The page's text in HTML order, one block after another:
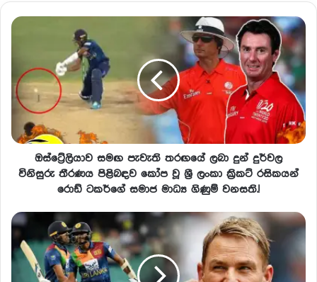
ඔස්ට්‍රේලියාව සමඟ පැවැති තරඟයේ ලබා දුන් දුර්වල
විනිසුරු තීරණය පිළිබඳව කෝප වූ ශ්‍රී ලංකා ක්‍රිකට් රසිකයන්
රොඩ් ටකර්ගේ සමාජ මාධ්‍ය ගිණුම් වනසති.!